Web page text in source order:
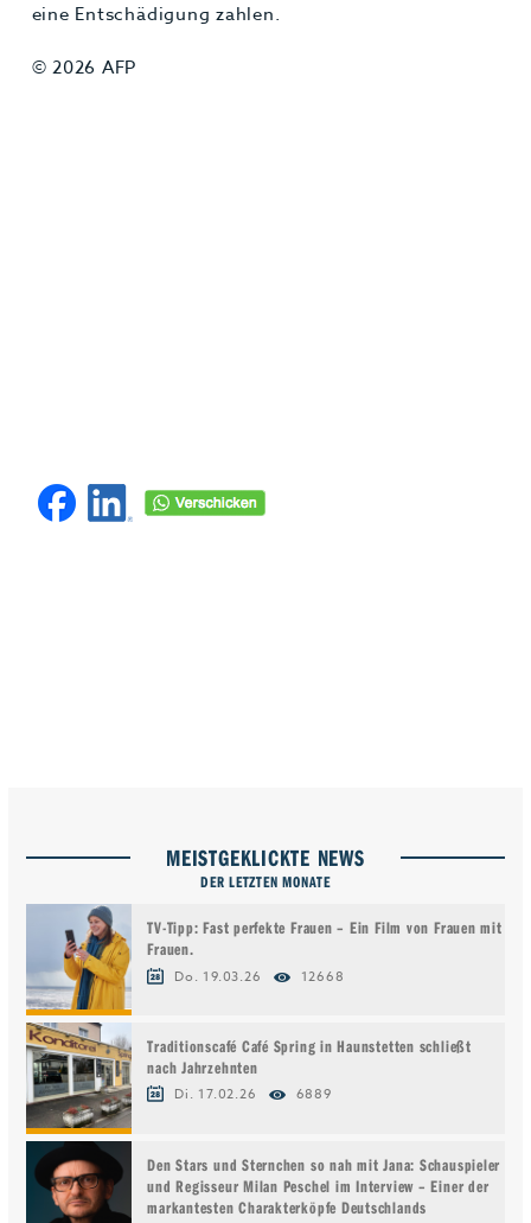
eine Entschädigung zahlen.
© 2026 AFP
MEISTGEKLICKTE NEWS
DER LETZTEN MONATE
TV-Tipp: Fast perfekte Frauen – Ein Film von Frauen mit
Frauen.
Do. 19.03.26 12668
Traditionscafé Café Spring in Haunstetten schließt
nach Jahrzehnten
Di. 17.02.26 6889
Den Stars und Sternchen so nah mit Jana: Schauspieler
und Regisseur Milan Peschel im Interview – Einer der
markantesten Charakterköpfe Deutschlands